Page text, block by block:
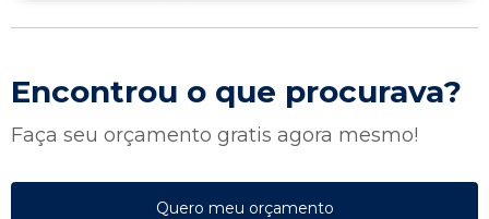
Encontrou o que procurava?
Faça seu orçamento gratis agora mesmo!
Quero meu orçamento